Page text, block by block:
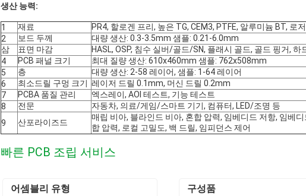
생산 능력:
1 재료
PR4, 할로겐 프리, 높은 TG, CEM3, PTFE, 알루미늄 BT, 로
2
보드 두께
대량 생산: 0.3-3.5mm 샘플: 0.21-6.0mm
삼
표면 마감
HASL, OSP, 침수 실버/골드/SN, 플래시 골드, 골드 핑거, 하
4
PCB 패널 크기
최대 질량 생산: 610x460mm 샘플: 762x508mm
5
층
대량 생산: 2-58 레이어, 샘플: 1-64 레이어
6
최소드릴 구멍 크기 레이저 드릴 0.1mm, 머신 드릴 0.2mm
7
PCBA 품질 관리
엑스레이, AOI 테스트, 기능 테스트
8
전문
자동차, 의료/게임/스마트 기기, 컴퓨터, LED/조명 등
9
산포라이즈드
매립 비아, 블라인드 비아, 혼합 압력, 임베디드 저항, 임베
합 압력, 로컬 고밀도, 백 드릴, 임피던스 제어
빠른 PCB 조립 서비스
어셈블리 유형 구성품